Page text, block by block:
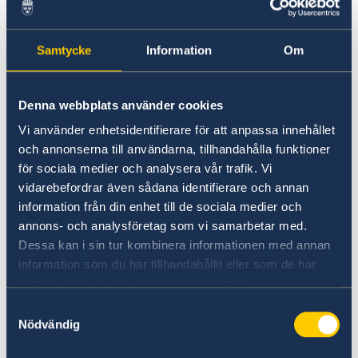
Samtycke Information Om
Denna webbplats använder cookies
Vi använder enhetsidentifierare för att anpassa innehållet
och annonserna till användarna, tillhandahålla funktioner
för sociala medier och analysera vår trafik. Vi
vidarebefordrar även sådana identifierare och annan
information från din enhet till de sociala medier och
annons- och analysföretag som vi samarbetar med.
Dessa kan i sin tur kombinera informationen med annan
information som du har tillhandahållit eller som de har
Nödvändig
Öppettider för mottagande och utlämnande
av legaliseringar och andra notarieärenden
Utlämning samma dag kl. 09:30-10:00.
Ingen tidsbokning krävs. Ingång vid
migrationsavdelningen.
Ambassadens expeditionstid
Måndag-torsdag kl. 09.00-15.00 (lunchstängt kl.
12:00-13:00)
När ambassaden är stängd kan du att genom